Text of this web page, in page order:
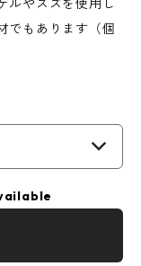
ルやスズを使用し
でもあります（個